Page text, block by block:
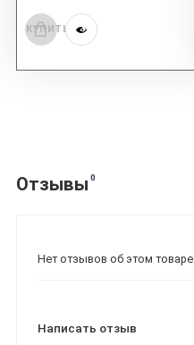
КУПИТЬ
Отзывы 0
Нет отзывов об этом товаре.
Написать отзыв